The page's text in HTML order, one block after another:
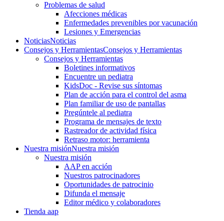
Problemas de salud
Afecciones médicas
Enfermedades prevenibles por vacunación
Lesiones y Emergencias
NoticiasNoticias
Consejos y HerramientasConsejos y Herramientas
Consejos y Herramientas
Boletines informativos
Encuentre un pediatra
KidsDoc - Revise sus síntomas
Plan de acción para el control del asma
Plan familiar de uso de pantallas
Pregúntele al pediatra
Programa de mensajes de texto
Rastre​​ador de activida​d física
Retraso motor: herramienta
Nuestra misiónNuestra misión
Nuestra misión
AAP en acción
Nuestros patrocinadores
Oportunidades de patrocinio
Difunda el mensaje
Editor médico y colaboradores
Tienda aap